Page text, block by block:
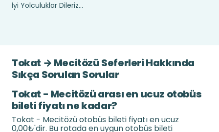
İyi Yolculuklar Dileriz...
Tokat → Mecitözü Seferleri Hakkında
Sıkça Sorulan Sorular
Tokat - Mecitözü arası en ucuz otobüs
bileti fiyatı ne kadar?
Tokat - Mecitözü otobüs bileti fiyatı en ucuz
0,00₺'dir. Bu rotada en uygun otobüs bileti